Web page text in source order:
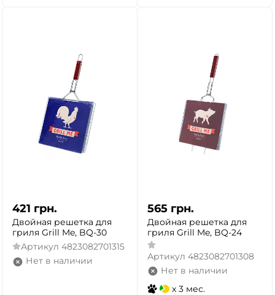
421 грн.
Двойная решетка для
гриля Grill Me, BQ-30
Артикул 4823082701315
Нет в наличии
565 грн.
Двойная решетка для
гриля Grill Me, BQ-24
Артикул 4823082701308
Нет в наличии
x 3 мес.